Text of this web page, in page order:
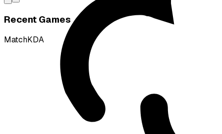
Recent Games
MatchKDA
Ruddy Corporation